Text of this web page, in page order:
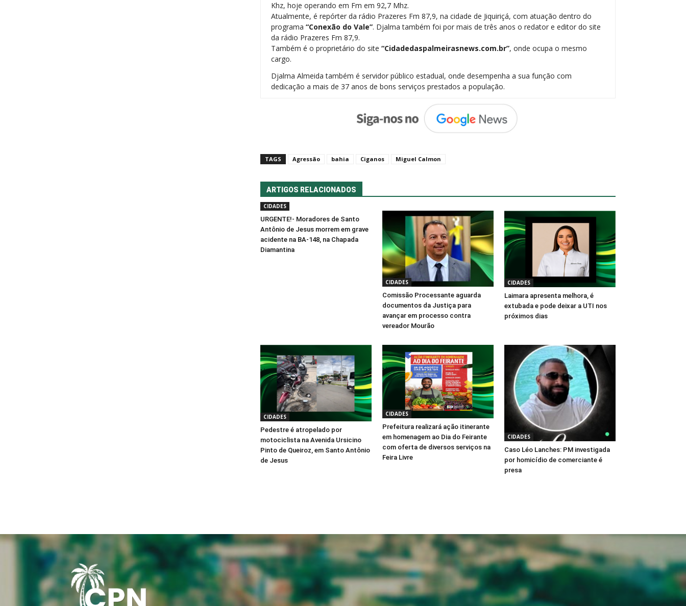
Khz, hoje operando em Fm em 92,7 Mhz.
Atualmente, é repórter da rádio Prazeres Fm 87,9, na cidade de Jiquiriçá, com atuação dentro do
programa “Conexão do Vale”. Djalma também foi por mais de três anos o redator e editor do site
da rádio Prazeres Fm 87,9.
Também é o proprietário do site “Cidadedaspalmeirasnews.com.br”, onde ocupa o mesmo
cargo.
Djalma Almeida também é servidor público estadual, onde desempenha a sua função com
dedicação a mais de 37 anos de bons serviços prestados a população.
TAGS Agressão bahia Ciganos Miguel Calmon
ARTIGOS RELACIONADOS
CIDADES
URGENTE!- Moradores de Santo
Antônio de Jesus morrem em grave
acidente na BA-148, na Chapada
Diamantina
CIDADES
Comissão Processante aguarda
documentos da Justiça para
avançar em processo contra
vereador Mourão
CIDADES
Laimara apresenta melhora, é
extubada e pode deixar a UTI nos
próximos dias
CIDADES
Pedestre é atropelado por
motociclista na Avenida Ursicino
Pinto de Queiroz, em Santo Antônio
de Jesus
CIDADES
Prefeitura realizará ação itinerante
em homenagem ao Dia do Feirante
com oferta de diversos serviços na
Feira Livre
CIDADES
Caso Léo Lanches: PM investigada
por homicídio de comerciante é
presa